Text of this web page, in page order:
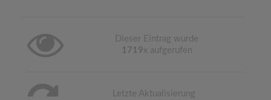
Dieser Eintrag wurde
1719x aufgerufen
Letzte Aktualisierung